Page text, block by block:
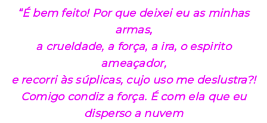
“É bem feito! Por que deixei eu as minhas
armas,
a crueldade, a força, a ira, o espirito
ameaçador,
e recorri às súplicas, cujo uso me deslustra?!
Comigo condiz a força. É com ela que eu
disperso a nuvem